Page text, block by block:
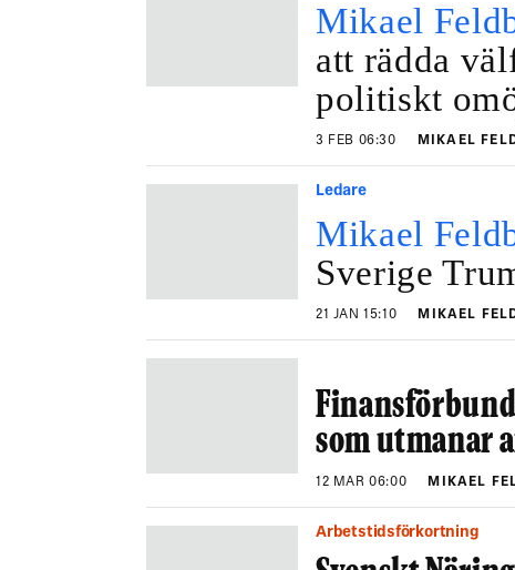
Mikael
att rädda
politiskt
3 FEB 06:30 MIKAEL
Ledare
Mikael
Sverige
21 JAN 15:10 MIKAEL
som utmanar
12 MAR 06:00 MIKAEL
Arbetstidsförkortning